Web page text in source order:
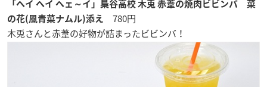
「ヘイ ヘイ ヘェ～イ」梟谷高校 木兎 赤葦の焼肉ビビンバ 菜
の花(風青菜ナムル)添え
780円
木兎さんと赤葦の好物が詰まったビビンバ！